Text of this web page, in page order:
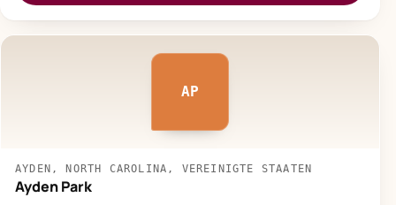
AP
AYDEN, NORTH CAROLINA, VEREINIGTE STAATEN
Ayden Park